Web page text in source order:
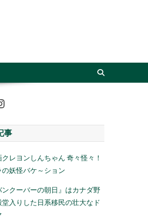
事
クレヨンしんちゃん 奇々怪々！
の妖怪バケ～ション
ンクーバーの朝日』はカナダ野
堂入りした日系移民の壮大なド